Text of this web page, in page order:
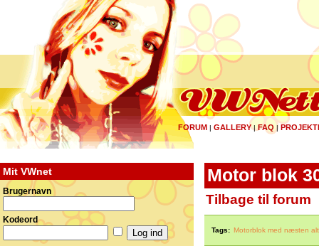
FORUM | GALLERY|FAQ |
Mit VWnet
Brugernavn
Kodeord
Motor blok
Tilbage til forum
Tags: Motorblok med næsten